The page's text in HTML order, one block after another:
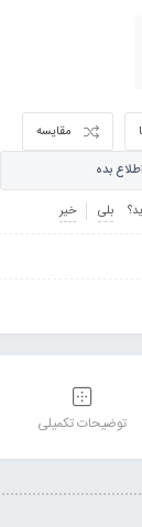
مقایسه
بده
بلی خیر
توضیحات تکمیلی